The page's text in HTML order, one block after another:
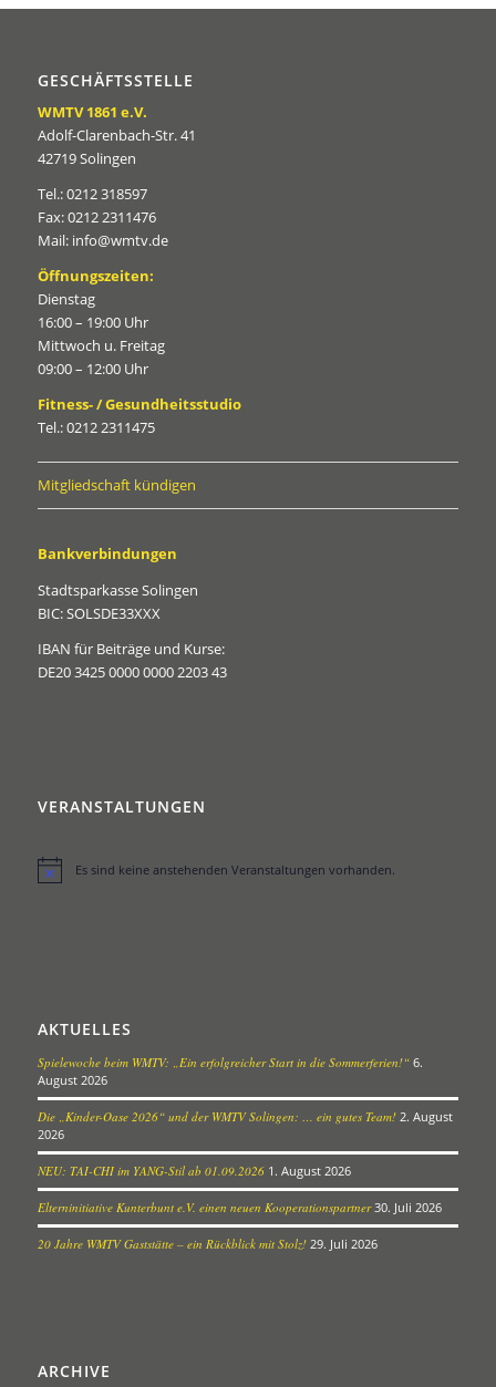
GESCHÄFTSSTELLE
WMTV 1861 e.V.
Adolf-Clarenbach-Str. 41
42719 Solingen
Tel.: 0212 318597
Fax: 0212 2311476
Mail: info@wmtv.de
Öffnungszeiten:
Dienstag
16:00 – 19:00 Uhr
Mittwoch u. Freitag
09:00 – 12:00 Uhr
Fitness- / Gesundheitsstudio
Tel.: 0212 2311475
Mitgliedschaft kündigen
Bankverbindungen
Stadtsparkasse Solingen
BIC: SOLSDE33XXX
IBAN für Beiträge und Kurse:
DE20 3425 0000 0000 2203 43
VERANSTALTUNGEN
HinweisEs sind keine anstehenden Veranstaltungen vorhanden.
AKTUELLES
Spielewoche beim WMTV: „Ein erfolgreicher Start in die Sommerferien!“ 6.
August 2026
Die „Kinder-Oase 2026“ und der WMTV Solingen: … ein gutes Team! 2. August
2026
NEU: TAI-CHI im YANG-Stil ab 01.09.2026 1. August 2026
Elterninitiative Kunterbunt e.V. einen neuen Kooperationspartner 30. Juli 2026
20 Jahre WMTV Gaststätte – ein Rückblick mit Stolz! 29. Juli 2026
ARCHIVE